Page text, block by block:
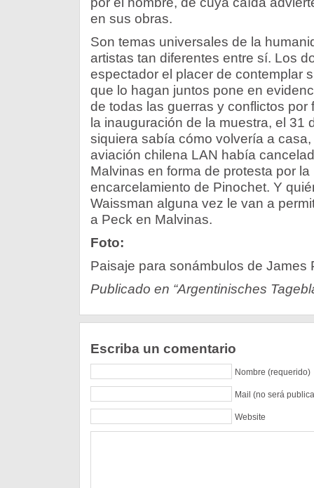
en sus obras.
Son temas universales de la
artistas tan diferentes entre sí. Los
espectador el placer de contemplar
que lo hagan juntos pone en
de todas las guerras y conflictos por
la inauguración de la muestra, el 31
siquiera sabía cómo volvería a
aviación chilena LAN había
Malvinas en forma de protesta por la
encarcelamiento de Pinochet. Y
Waissman alguna vez le van a
a Peck en Malvinas.
Foto:
Paisaje para sonámbulos de James
Publicado en “Argentinisches
Escriba un comentario
Nombre (requerido)
Mail (no será
Website